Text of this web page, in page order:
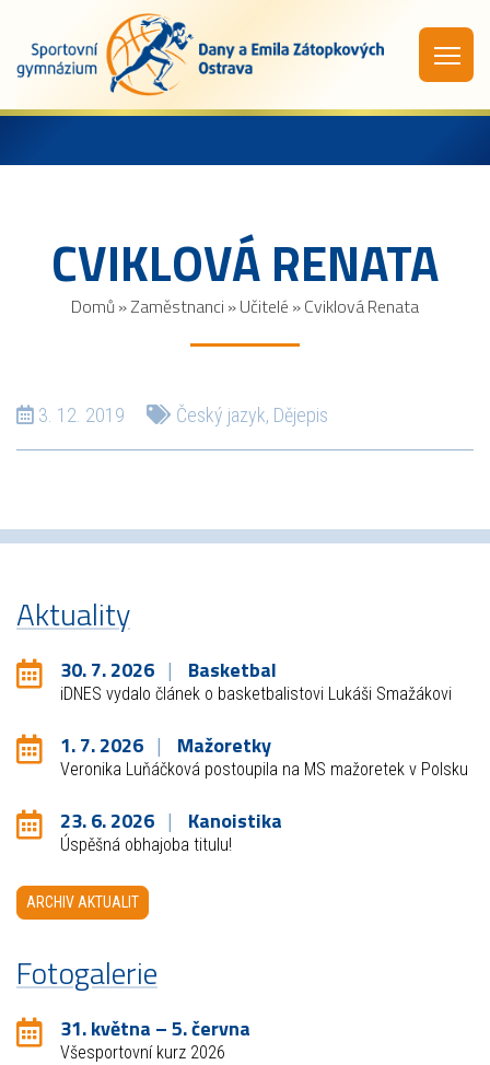
CVIKLOVÁ RENATA
Domů »Zaměstnanci »Učitelé »Cviklová Renata
3. 12. 2019 Český jazyk, Dějepis
Aktuality
30. 7. 2026 Basketbal
iDNES vydalo článek o basketbalistovi Lukáši Smažákovi
1. 7. 2026 Mažoretky
Veronika Luňáčková postoupila na MS mažoretek v Polsku
23. 6. 2026 Kanoistika
Úspěšná obhajoba titulu!
ARCHIV AKTUALIT
Fotogalerie
31. května – 5. června
Všesportovní kurz 2026